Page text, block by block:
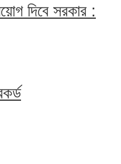
দিবে সরকার :